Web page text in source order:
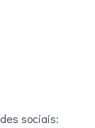
sociais: